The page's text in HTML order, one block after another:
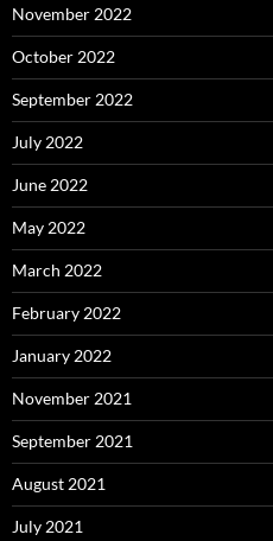
November 2022
October 2022
September 2022
July 2022
June 2022
May 2022
March 2022
February 2022
January 2022
November 2021
September 2021
August 2021
July 2021